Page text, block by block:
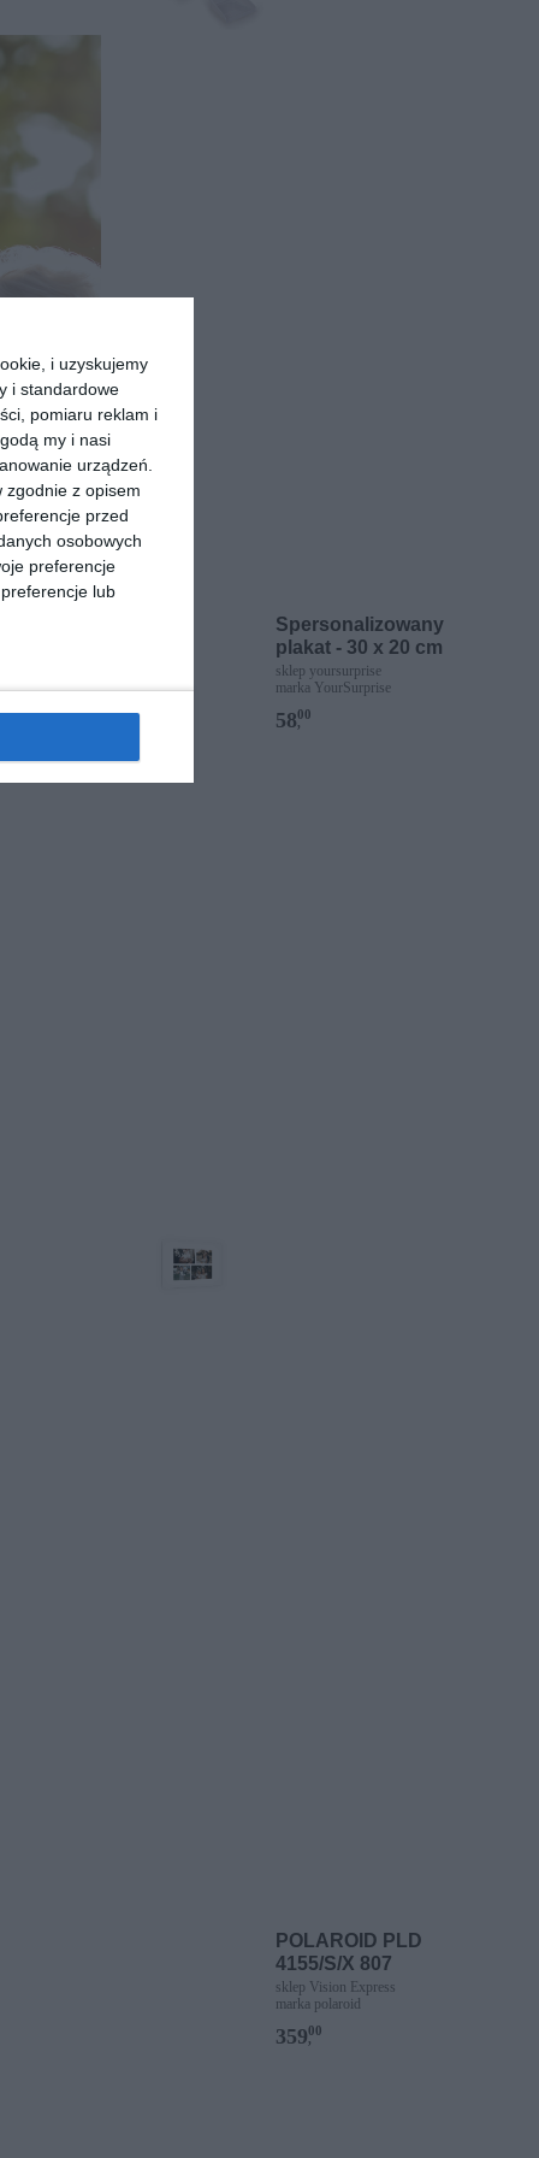
i uzyskujemy
i standardowe
pomiaru reklam i
my i nasi
urządzeń.
zgodnie z opisem
przed
osobowych
preferencje
lub
Spersonalizowany
plakat - 30 x 20 cm
sklep yoursurprise
marka YourSurprise
58,
00
POLAROID PLD
4155/S/X 807
sklep Vision Express
marka polaroid
359,
00